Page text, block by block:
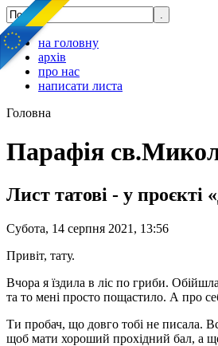
на головну
архів
про нас
написати листа
Головна
Парафія
Лист татові - у проєкті
Субота, 14 серпня 2021, 13:56
Привіт, тату.
Вчора я їздила в ліс по гриби.
та то мені просто пощастило. А про
Ти пробач, що довго тобі не писала.
щоб мати хороший прохідний бал, а